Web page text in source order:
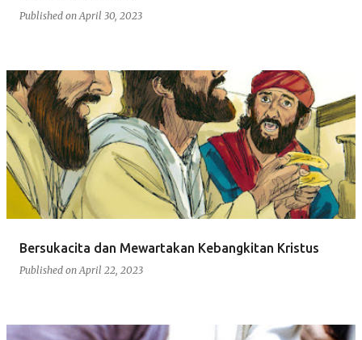
Published onApril 30, 2023
Bersukacita dan Mewartakan Kebangkitan Kristus
Published onApril 22, 2023